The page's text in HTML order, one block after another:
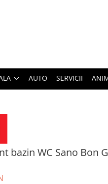
AUTO SERVICII
bazin WC Sano Bon